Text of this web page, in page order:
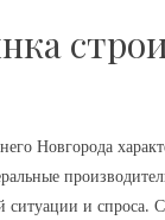
Новгорода
ситуации и